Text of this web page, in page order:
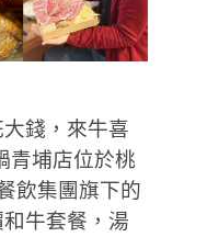
錢，來牛喜
青埔店位於桃
飲集團旗下的
牛套餐，湯